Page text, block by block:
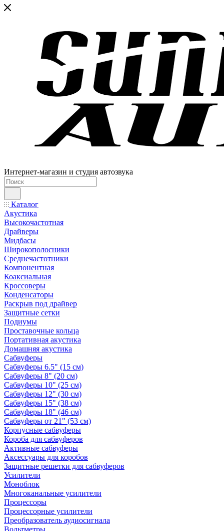
Интернет-магазин и студия автозвука
Каталог
Акустика
Высокочастотная
Драйверы
Мидбасы
Широкополосники
Среднечастотники
Компонентная
Коаксиальная
Кроссоверы
Конденсаторы
Раскрыв под драйвер
Защитные сетки
Подиумы
Проставочные кольца
Портативная акустика
Домашняя акустика
Сабвуферы
Сабвуферы 6.5" (15 см)
Сабвуферы 8" (20 см)
Сабвуферы 10" (25 см)
Сабвуферы 12" (30 см)
Сабвуферы 15" (38 см)
Сабвуферы 18" (46 см)
Сабвуферы от 21" (53 см)
Корпусные сабвуферы
Короба для сабвуферов
Активные сабвуферы
Аксессуары для коробов
Защитные решетки для сабвуферов
Усилители
Моноблок
Многоканальные усилители
Процессоры
Процессорные усилители
Преобразователь аудиосигнала
Вольтметры